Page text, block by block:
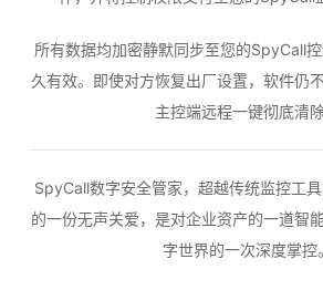
所有数据均加密静默同步至您的SpyCall
久有效。即使对方恢复出厂设置，软件仍
主控端远程一键彻底清除
SpyCall数字安全管家，超越传统监控工
的一份无声关爱，是对企业资产的一道智
字世界的一次深度掌控。